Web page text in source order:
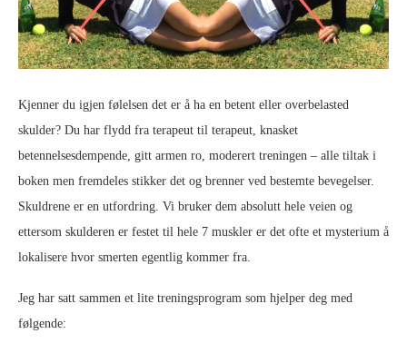
Kjenner du igjen følelsen det er å ha en betent eller overbelasted
skulder? Du har flydd fra terapeut til terapeut, knasket
betennelsesdempende, gitt armen ro, moderert treningen – alle tiltak i
boken men fremdeles stikker det og brenner ved bestemte bevegelser.
Skuldrene er en utfordring. Vi bruker dem absolutt hele veien og
ettersom skulderen er festet til hele 7 muskler er det ofte et mysterium å
lokalisere hvor smerten egentlig kommer fra.
Jeg har satt sammen et lite treningsprogram som hjelper deg med
følgende: